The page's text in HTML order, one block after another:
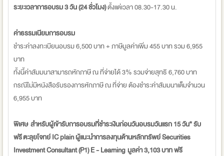
ระยะเวลาการอบรม 3 วัน (24 ชั่วโมง)ตั้งแต่เวลา 08.30-17.30 น.
ค่าธรรมเนียมการอบรม
ชำระค่าลงทะเบียนอบรม 6,500 บาท + ภาษีมูลค่าเพิ่ม 455 บาท รวม 6,955
บาท
ทั้งนี้ค่าสัมมนาสามารถหักภาษี ณ ที่จ่ายได้ 3% รวมจ่ายสุทธิ 6,760 บาท
กรณีไม่มีหนังสือรับรองการหักภาษี ณ ที่จ่าย ต้องชำระค่าสัมมนาเต็มจำนวน
6,955 บาท
พิเศษ สำหรับผู้เข้ารับการอบรมที่ชำระเงินก่อนวันอบรมวันแรก 15 วัน* รับ
ฟรี ตะลุยโจทย์ IC plain ผู้แนะนำการลงทุนด้านหลักทรัพย์ Securities
Investment Consultant (P1) E - Learning มูลค่า 3,103 บาท ฟรี